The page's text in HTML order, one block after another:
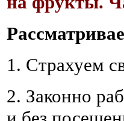
1. Страхуем
2. Законно